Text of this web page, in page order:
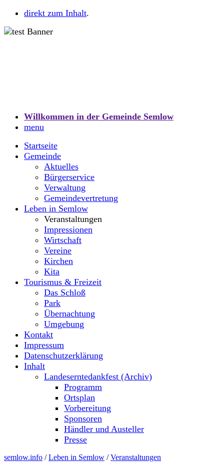
direkt zum Inhalt.
Willkommen in der Gemeinde Semlow
menu
Startseite
Gemeinde
Aktuelles
Bürgerservice
Verwaltung
Gemeindevertretung
Leben in Semlow
Veranstaltungen
Impressionen
Wirtschaft
Vereine
Kirchen
Kita
Tourismus & Freizeit
Das Schloß
Park
Übernachtung
Umgebung
Kontakt
Impressum
Datenschutzerklärung
Inhalt
Landeserntedankfest (Archiv)
Programm
Ortsplan
Vorbereitung
Sponsoren
Händler und Austeller
Presse
semlow.info /Leben in Semlow /Veranstaltungen